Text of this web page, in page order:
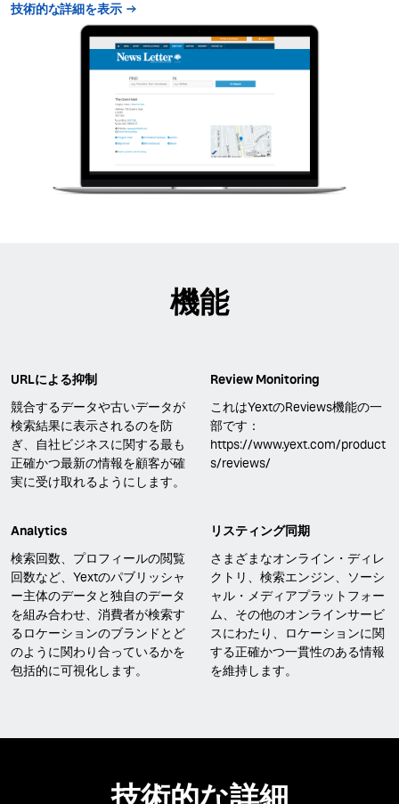
技術的な詳細を表示
機能
URLによる抑制
競合するデータや古いデータが
検索結果に表示されるのを防
ぎ、自社ビジネスに関する最も
正確かつ最新の情報を顧客が確
実に受け取れるようにします。
Review Monitoring
これはYextのReviews機能の一
部です：
https://www.yext.com/product
s/reviews/
Analytics
検索回数、プロフィールの閲覧
回数など、Yextのパブリッシャ
ー主体のデータと独自のデータ
を組み合わせ、消費者が検索す
るロケーションのブランドとど
のように関わり合っているかを
包括的に可視化します。
リスティング同期
さまざまなオンライン・ディレ
クトリ、検索エンジン、ソーシ
ャル・メディアプラットフォー
ム、その他のオンラインサービ
スにわたり、ロケーションに関
する正確かつ一貫性のある情報
を維持します。